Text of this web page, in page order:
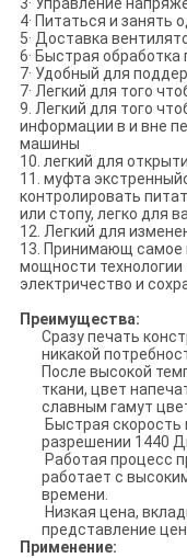
3· Управление
4· Питаться и занять
5· Доставка
6· Быстрая обработка
7· Удобный для
7· Легкий для того
9. Легкий для того
информации в и вне
машины
10. легкий для
11. муфта
контролировать
или стопу, легко для
12. Легкий для
13. Принимающ самое
мощности технологии
электричество и
Преимущества:
Сразу печать
никакой
После высокой
ткани, цвет
славным гамут
Быстрая
разрешении 1440
Работая процесс
работает с
времени.
Низкая цена,
представление цен
Применение: